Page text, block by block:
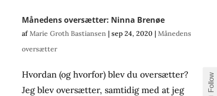
Månedens oversætter: Ninna Brenøe
afMarie Groth Bastiansen| sep 24, 2020 | Månedens
oversætter
Hvordan (og hvorfor) blev du oversætter?
Jeg blev oversætter, samtidig med at jeg
Follow